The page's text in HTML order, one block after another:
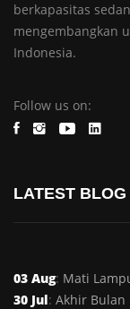
berkapasitas
mengembangkan
Indonesia.
Follow us on:
LATEST BLOG
03 Aug: Mati
30 Jul: Akhir Bulan